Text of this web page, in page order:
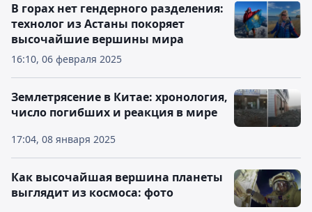
16:10, 06 февраля 2025
В горах нет гендерного разделения:
технолог из Астаны покоряет
высочайшие вершины мира
17:04, 08 января 2025
Землетрясение в Китае: хронология,
число погибших и реакция в мире
Как высочайшая вершина планеты
выглядит из космоса: фото